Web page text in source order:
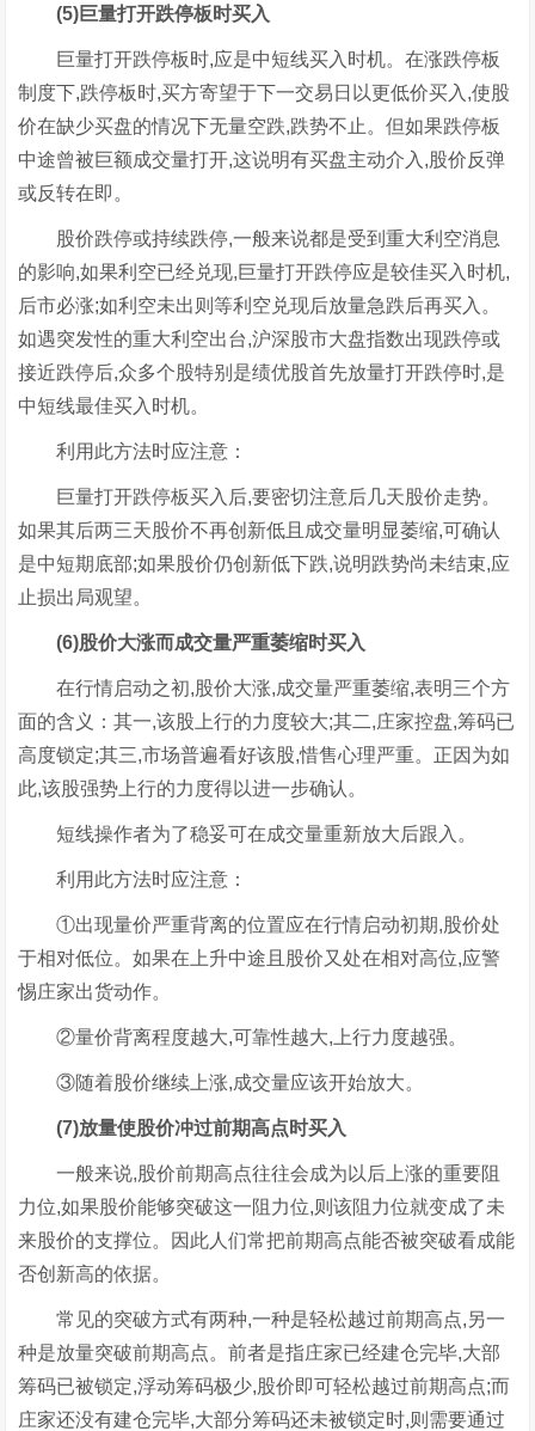
(5)巨量打开跌停板时买入
巨量打开跌停板时,应是中短线买入时机。在涨跌停板
制度下,跌停板时,买方寄望于下一交易日以更低价买入,使股
价在缺少买盘的情况下无量空跌,跌势不止。但如果跌停板
中途曾被巨额成交量打开,这说明有买盘主动介入,股价反弹
或反转在即。
股价跌停或持续跌停,一般来说都是受到重大利空消息
的影响,如果利空已经兑现,巨量打开跌停应是较佳买入时机,
后市必涨;如利空未出则等利空兑现后放量急跌后再买入。
如遇突发性的重大利空出台,沪深股市大盘指数出现跌停或
接近跌停后,众多个股特别是绩优股首先放量打开跌停时,是
中短线最佳买入时机。
利用此方法时应注意：
巨量打开跌停板买入后,要密切注意后几天股价走势。
如果其后两三天股价不再创新低且成交量明显萎缩,可确认
是中短期底部;如果股价仍创新低下跌,说明跌势尚未结束,应
止损出局观望。
(6)股价大涨而成交量严重萎缩时买入
在行情启动之初,股价大涨,成交量严重萎缩,表明三个方
面的含义：其一,该股上行的力度较大;其二,庄家控盘,筹码已
高度锁定;其三,市场普遍看好该股,惜售心理严重。正因为如
此,该股强势上行的力度得以进一步确认。
短线操作者为了稳妥可在成交量重新放大后跟入。
利用此方法时应注意：
①出现量价严重背离的位置应在行情启动初期,股价处
于相对低位。如果在上升中途且股价又处在相对高位,应警
惕庄家出货动作。
②量价背离程度越大,可靠性越大,上行力度越强。
③随着股价继续上涨,成交量应该开始放大。
(7)放量使股价冲过前期高点时买入
一般来说,股价前期高点往往会成为以后上涨的重要阻
力位,如果股价能够突破这一阻力位,则该阻力位就变成了未
来股价的支撑位。因此人们常把前期高点能否被突破看成能
否创新高的依据。
常见的突破方式有两种,一种是轻松越过前期高点,另一
种是放量突破前期高点。前者是指庄家已经建仓完毕,大部
筹码已被锁定,浮动筹码极少,股价即可轻松越过前期高点;而
庄家还没有建仓完毕,大部分筹码还未被锁定时,则需要通过